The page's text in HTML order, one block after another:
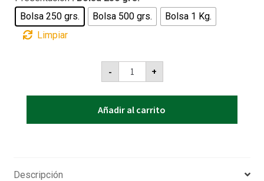
Bolsa 250 grs.
Bolsa 500 grs.
Bolsa 1 Kg.
Limpiar
-
Romero
Molido
cantidad
+
Añadir al carrito
Descripción